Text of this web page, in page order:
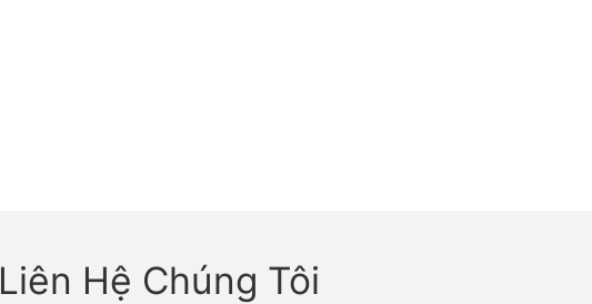
Liên Hệ Chúng Tôi